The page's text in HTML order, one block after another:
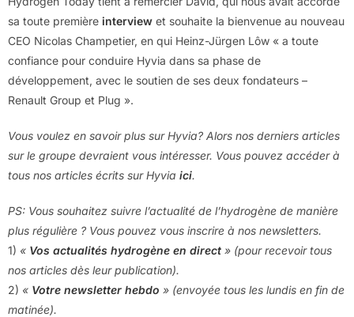
sa toute première interview et souhaite la bienvenue au nouveau
CEO Nicolas Champetier, en qui Heinz-Jürgen Lôw « a toute
confiance pour conduire Hyvia dans sa phase de
développement, avec le soutien de ses deux fondateurs –
Renault Group et Plug ».
Vous voulez en savoir plus sur Hyvia? Alors nos derniers articles
sur le groupe devraient vous intéresser. Vous pouvez accéder à
tous nos articles écrits sur Hyvia ici.
PS: Vous souhaitez suivre l’actualité de l’hydrogène de manière
plus régulière ? Vous pouvez vous inscrire à nos newsletters.
1) « Vos actualités hydrogène en direct » (pour recevoir tous
nos articles dès leur publication).
2) « Votre newsletter hebdo » (envoyée tous les lundis en fin de
matinée).